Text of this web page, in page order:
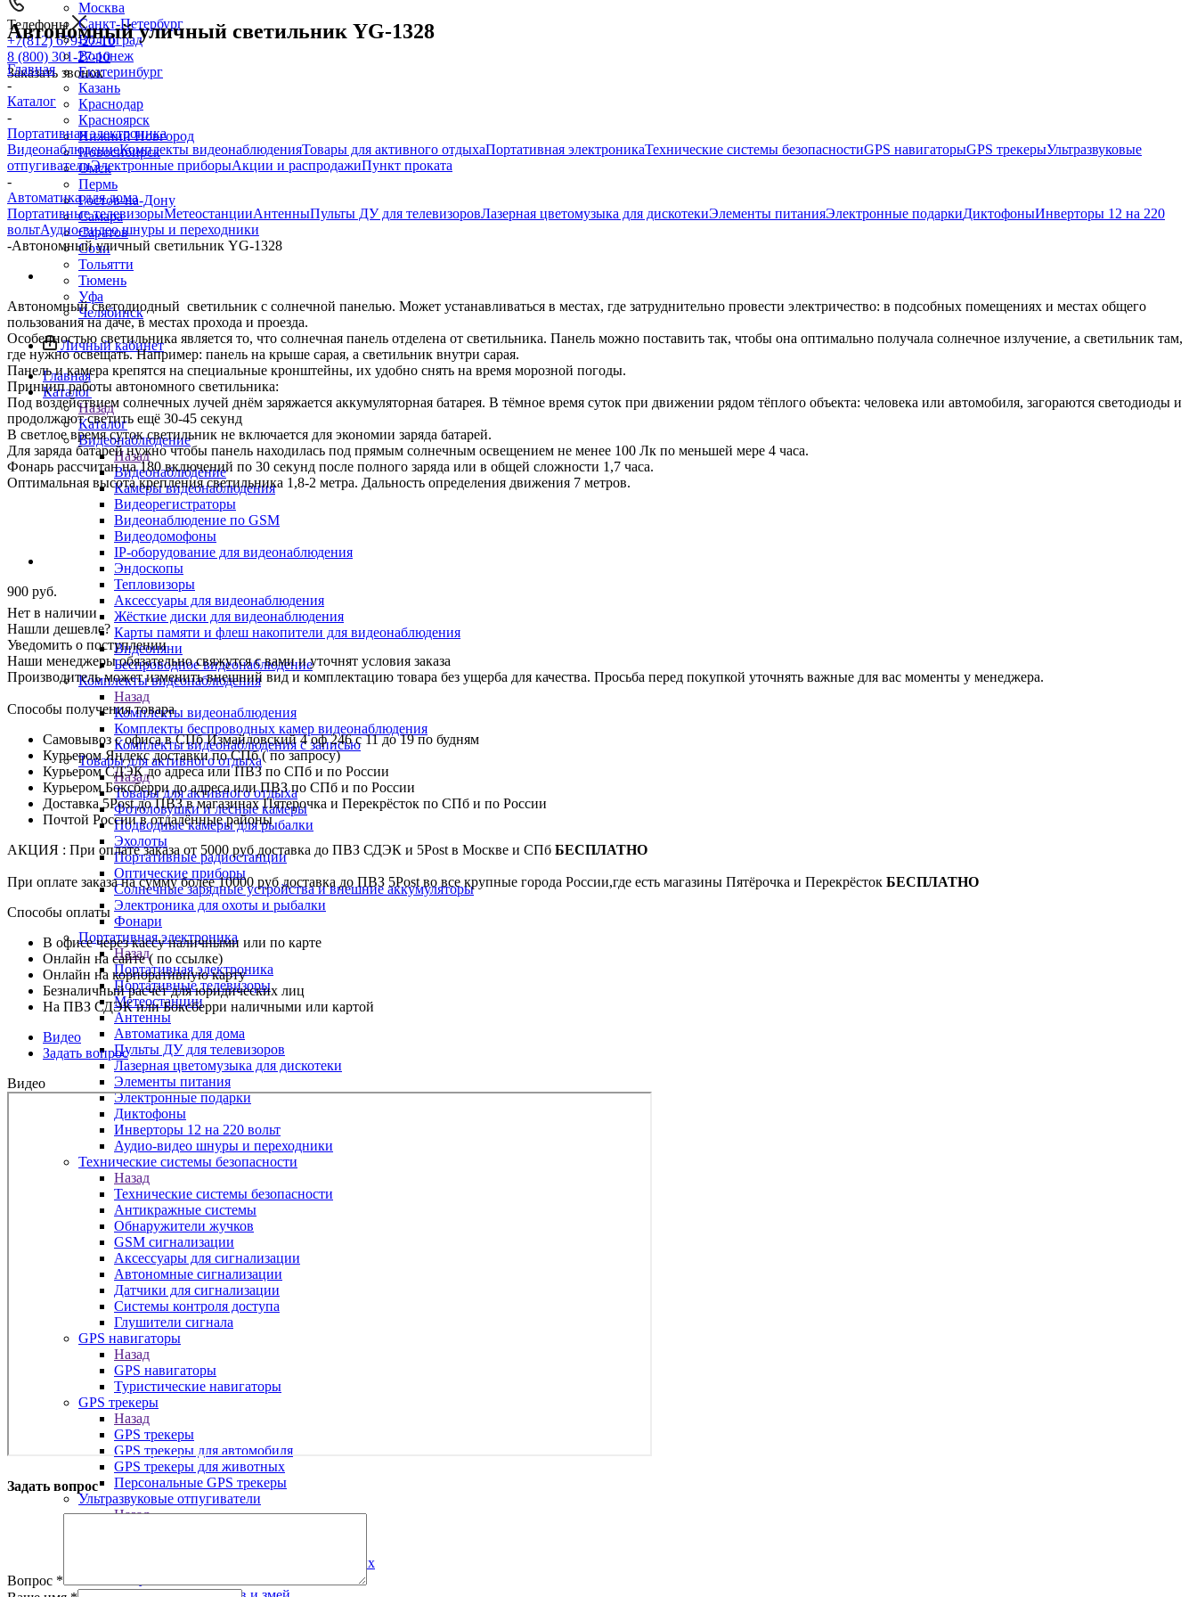
Телефоны
+7(812) 679-27-10
8 (800) 301-27-10
Заказать звонок
Москва
Санкт-Петербург
Волгоград
Воронеж
Екатеринбург
Казань
Краснодар
Красноярск
Нижний Новгород
Новосибирск
Омск
Пермь
Ростов-на-Дону
Самара
Саратов
Сочи
Тольятти
Тюмень
Уфа
Челябинск
Личный кабинет
Главная
Каталог
Назад
Каталог
Видеонаблюдение
Назад
Видеонаблюдение
Камеры видеонаблюдения
Видеорегистраторы
Видеонаблюдение по GSM
Видеодомофоны
IP-оборудование для видеонаблюдения
Эндоскопы
Тепловизоры
Аксессуары для видеонаблюдения
Жёсткие диски для видеонаблюдения
Карты памяти и флеш накопители для видеонаблюдения
Видеоняни
Беспроводное видеонаблюдение
Комплекты видеонаблюдения
Назад
Комплекты видеонаблюдения
Комплекты беспроводных камер видеонаблюдения
Комплекты видеонаблюдения с записью
Товары для активного отдыха
Назад
Товары для активного отдыха
Фотоловушки и лесные камеры
Подводные камеры для рыбалки
Эхолоты
Портативные радиостанции
Оптические приборы
Солнечные зарядные устройства и внешние аккумуляторы
Электроника для охоты и рыбалки
Фонари
Портативная электроника
Назад
Портативная электроника
Портативные телевизоры
Метеостанции
Антенны
Автоматика для дома
Пульты ДУ для телевизоров
Лазерная цветомузыка для дискотеки
Элементы питания
Электронные подарки
Диктофоны
Инверторы 12 на 220 вольт
Аудио-видео шнуры и переходники
Технические системы безопасности
Назад
Технические системы безопасности
Антикражные системы
Обнаружители жучков
GSM сигнализации
Аксессуары для сигнализации
Автономные сигнализации
Датчики для сигнализации
Системы контроля доступа
Глушители сигнала
GPS навигаторы
Назад
GPS навигаторы
Туристические навигаторы
GPS трекеры
Назад
GPS трекеры
GPS трекеры для автомобиля
GPS трекеры для животных
Персональные GPS трекеры
Ультразвуковые отпугиватели
Назад
Отпугиватели и уничтожители насекомых
Автономный уличный светильник YG-1328
Главная
-
Каталог
-
Портативная электроника
ВидеонаблюдениеКомплекты видеонаблюденияТовары для активного отдыхаПортативная электроникаТехнические системы безопасностиGPS навигаторыGPS трекерыУльтразвуковые
отпугивателиЭлектронные приборыАкции и распродажиПункт проката
-
Автоматика для дома
Портативные телевизорыМетеостанцииАнтенныПульты ДУ для телевизоровЛазерная цветомузыка для дискотекиЭлементы питанияЭлектронные подаркиДиктофоныИнверторы 12 на 220
вольтАудио-видео шнуры и переходники
-Автономный уличный светильник YG-1328
Автономный светодиодный светильник с солнечной панелью. Может устанавливаться в местах, где затруднительно провести электричество: в подсобных помещениях и местах общего
пользования на даче, в местах прохода и проезда.
Особенностью светильника является то, что солнечная панель отделена от светильника. Панель можно поставить так, чтобы она оптимально получала солнечное излучение, а светильник там,
где нужно освещать. Например: панель на крыше сарая, а светильник внутри сарая.
Панель и камера крепятся на специальные кронштейны, их удобно снять на время морозной погоды.
Принцип работы автономного светильника:
Под воздействием солнечных лучей днём заряжается аккумуляторная батарея. В тёмное время суток при движении рядом тёплого объекта: человека или автомобиля, загораются светодиоды и
продолжают светить ещё 30-45 секунд
В светлое время суток светильник не включается для экономии заряда батарей.
Для заряда батарей нужно чтобы панель находилась под прямым солнечным освещением не менее 100 Лк по меньшей мере 4 часа.
Фонарь рассчитан на 180 включений по 30 секунд после полного заряда или в общей сложности 1,7 часа.
Оптимальная высота крепления светильника 1,8-2 метра. Дальность определения движения 7 метров.
900 руб.
Нет в наличии
Нашли дешевле?
Уведомить о поступлении
Наши менеджеры обязательно свяжутся с вами и уточнят условия заказа
Производитель может изменить внешний вид и комплектацию товара без ущерба для качества. Просьба перед покупкой уточнять важные для вас моменты у менеджера.
Способы получения товара
Самовывоз с офиса в СПб Измайловский 4 оф 246 с 11 до 19 по будням
Курьером Яндекс доставки по СПб ( по запросу)
Курьером СДЭК до адреса или ПВЗ по СПб и по России
Курьером Боксберри до адреса или ПВЗ по СПб и по России
Доставка 5Post до ПВЗ в магазинах Пятерочка и Перекрёсток по СПб и по России
Почтой России в отдалённые районы
АКЦИЯ : При оплате заказа от 5000 руб доставка до ПВЗ СДЭК и 5Post в Москве и СПб БЕСПЛАТНО
При оплате заказа на сумму более 10000 руб доставка до ПВЗ 5Post во все крупные города России,где есть магазины Пятёрочка и Перекрёсток БЕСПЛАТНО
Способы оплаты
В офисе через кассу наличными или по карте
Онлайн на сайте ( по ссылке)
Онлайн на корпоративную карту
Безналичный расчёт для юридических лиц
На ПВЗ СДЭК или Боксберри наличными или картой
Видео
Задать вопрос
Видео
Задать вопрос
Вопрос *